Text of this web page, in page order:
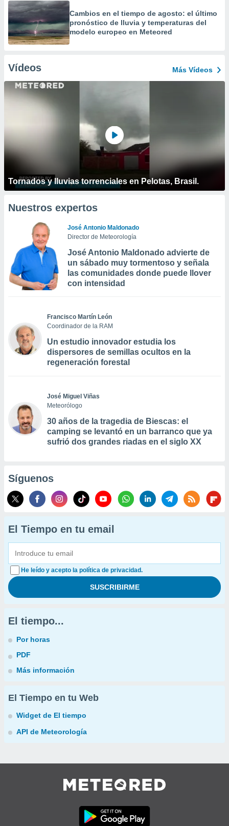
Cambios en el tiempo de agosto: el último
pronóstico de lluvia y temperaturas del
modelo europeo en Meteored
Vídeos Más Vídeos
Tornados y lluvias torrenciales en Pelotas, Brasil.
Nuestros expertos
José Antonio Maldonado
Director de Meteorología
José Antonio Maldonado advierte de
un sábado muy tormentoso y señala
las comunidades donde puede llover
con intensidad
Francisco Martín León
Coordinador de la RAM
Un estudio innovador estudia los
dispersores de semillas ocultos en la
regeneración forestal
José Miguel Viñas
Meteorólogo
30 años de la tragedia de Biescas: el
camping se levantó en un barranco que ya
sufrió dos grandes riadas en el siglo XX
Síguenos
El Tiempo en tu email
He leído y acepto la política de privacidad.
El tiempo...
Por horas
PDF
Más información
El Tiempo en tu Web
Widget de El tiempo
API de Meteorología